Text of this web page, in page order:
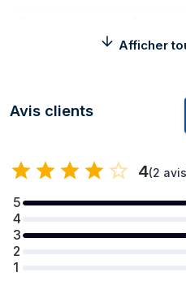
Couleur du produit Blanc
Source
Type de batterie AA
Tension des piles
Nombre de
batteries prises en
Afficher
Avis clients
4(2 avis
5
4
3
2
1